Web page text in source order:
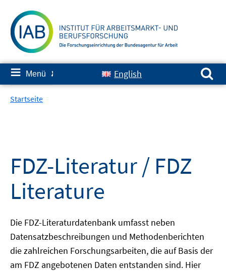
zum
Inhalt
≡ Menü ✘ English
Suchen nach:
Startseite
FDZ-Literatur / FDZ
Literature
Die FDZ-Literaturdatenbank umfasst neben
Datensatzbeschreibungen und Methodenberichten
die zahlreichen Forschungsarbeiten, die auf Basis der
am FDZ angebotenen Daten entstanden sind. Hier